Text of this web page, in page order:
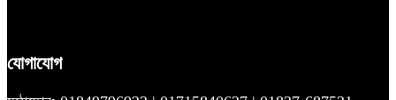
যোগাযোগ